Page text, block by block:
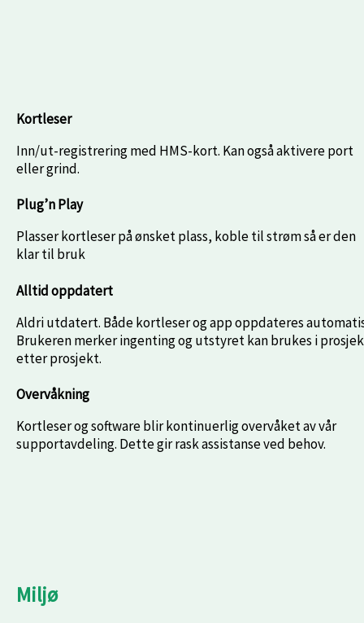
Kortleser
Inn/ut-registrering med HMS-kort. Kan også aktivere port
eller grind.
Plug’n Play
Plasser kortleser på ønsket plass, koble til strøm så er den
klar til bruk
Alltid oppdatert
Aldri utdatert. Både kortleser og app oppdateres
Brukeren merker ingenting og utstyret kan brukes i
etter prosjekt.
Overvåkning
Kortleser og software blir kontinuerlig overvåket av vår
supportavdeling. Dette gir rask assistanse ved behov.
Miljø